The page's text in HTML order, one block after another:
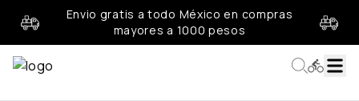
Envio gratis a todo México en compras
mayores a 1000 pesos